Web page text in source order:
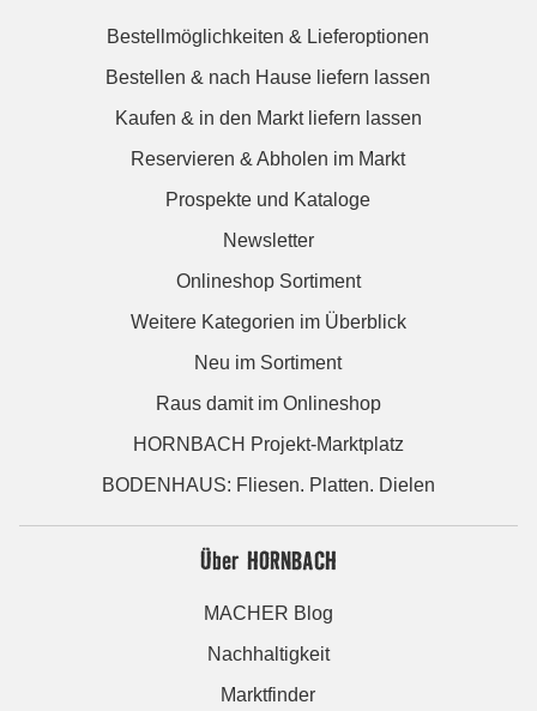
Bestellmöglichkeiten & Lieferoptionen
Bestellen & nach Hause liefern lassen
Kaufen & in den Markt liefern lassen
Reservieren & Abholen im Markt
Prospekte und Kataloge
Newsletter
Onlineshop Sortiment
Weitere Kategorien im Überblick
Neu im Sortiment
Raus damit im Onlineshop
HORNBACH Projekt-Marktplatz
BODENHAUS: Fliesen. Platten. Dielen
Über HORNBACH
MACHER Blog
Nachhaltigkeit
Marktfinder